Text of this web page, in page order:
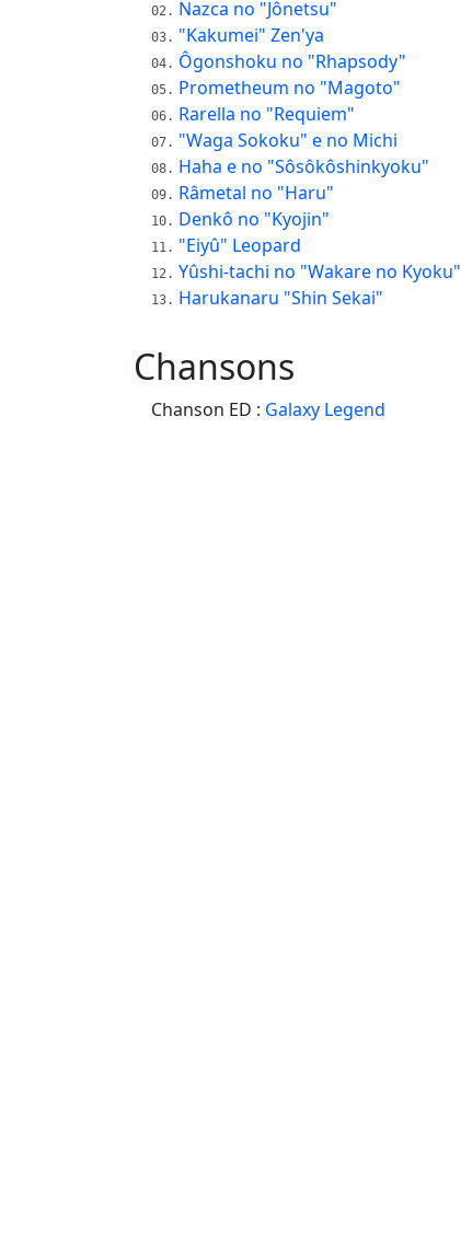
Nazca no "Jônetsu"
"Kakumei" Zen'ya
Ôgonshoku no "Rhapsody"
Prometheum no "Magoto"
Rarella no "Requiem"
"Waga Sokoku" e no Michi
Haha e no "Sôsôkôshinkyoku"
Râmetal no "Haru"
Denkô no "Kyojin"
"Eiyû" Leopard
Yûshi-tachi no "Wakare no Kyoku"
Harukanaru "Shin Sekai"
Chansons
Chanson ED : Galaxy Legend